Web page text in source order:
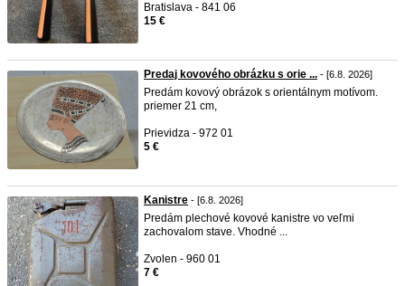
Bratislava - 841 06
15 €
Predaj kovového obrázku s orie ... - [6.8. 2026]
Predám kovový obrázok s orientálnym motívom.
priemer 21 cm,
Prievidza - 972 01
5 €
Kanistre - [6.8. 2026]
Predám plechové kovové kanistre vo veľmi
zachovalom stave. Vhodné ...
Zvolen - 960 01
7 €